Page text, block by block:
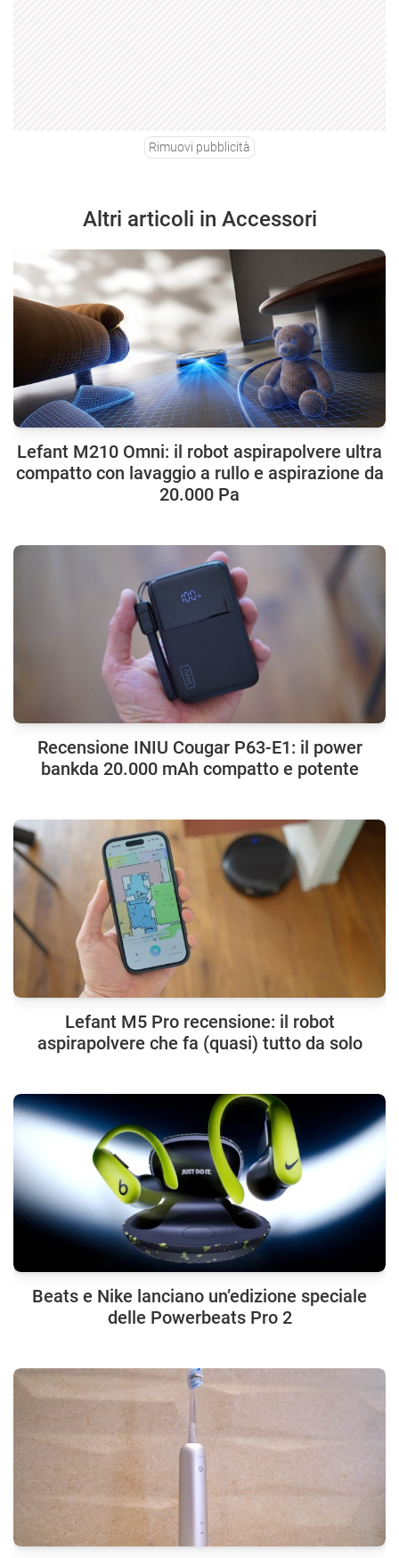
Rimuovi pubblicità
Altri articoli in Accessori
Lefant M210 Omni: il robot aspirapolvere ultra
compatto con lavaggio a rullo e aspirazione da
20.000 Pa
Recensione INIU Cougar P63-E1: il power
bankda 20.000 mAh compatto e potente
Lefant M5 Pro recensione: il robot
aspirapolvere che fa (quasi) tutto da solo
Beats e Nike lanciano un’edizione speciale
delle Powerbeats Pro 2